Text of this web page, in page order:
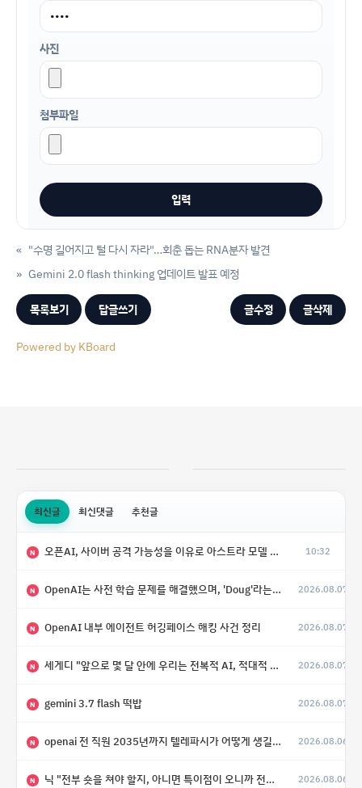
사진
첨부파일
« "수명 길어지고 털 다시 자라"…회춘 돕는 RNA분자 발견
Gemini 2.0 flash thinking 업데이트 발표 예정
»
목록보기 답글쓰기 글수정 글삭제
Powered by KBoard
최신글 최신댓글 추천글
N 오픈AI, 사이버 공격 가능성을 이유로 아스트라 모델 출시 연기 10:32
N OpenAI는 사전 학습 문제를 해결했으며, 'Doug'라는 코드명을 가진 훨씬 더 큰 모델을 활발히 개발 중 2026.08.07
N OpenAI 내부 에이전트 허깅페이스 해킹 사건 정리 2026.08.07
N 세게디 "앞으로 몇 달 안에 우리는 전복적 AI, 적대적 AI 둘 다 보게 될 것" 2026.08.07
N gemini 3.7 flash 떡밥 2026.08.07
N openai 전 직원 2035년까지 텔레파시가 어떻게 생길 수 있는지 2026.08.06
N 닉 "전부 숏을 쳐야 할지, 아니면 특이점이 오니까 전부 롱을 쳐야 할지 모르겠다.” 2026.08.06